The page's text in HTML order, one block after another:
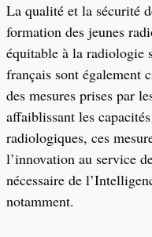
La qualité et la sécurité
formation des jeunes
équitable à la radiologie
français sont également
des mesures prises par
affaiblissant les
radiologiques, ces
l’innovation au service
nécessaire de
notamment.